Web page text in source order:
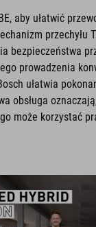
aby ułatwić
przechyłu
bezpieczeństwa
prowadzenia
ułatwia
obsługa
może korzystać